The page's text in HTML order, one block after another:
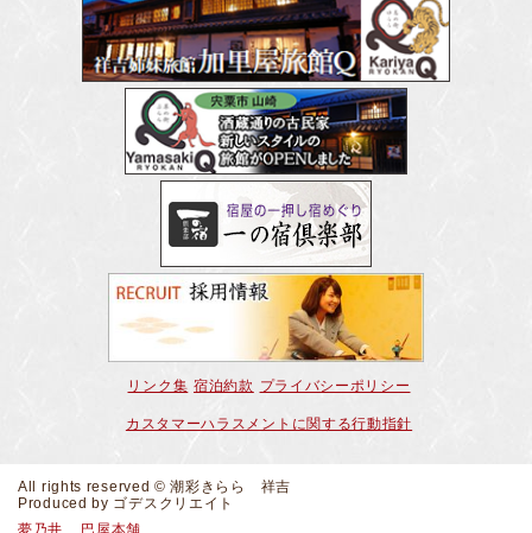
リンク集 宿泊約款 プライバシーポリシー
カスタマーハラスメントに関する行動指針
All rights reserved © 潮彩きらら 祥吉
Produced by ゴデスクリエイト